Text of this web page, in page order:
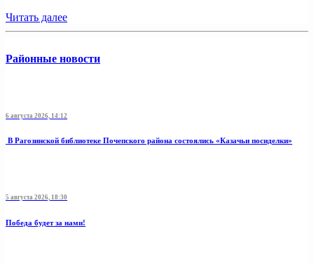
Читать далее
Районные новости
6 августа 2026, 14:12
В Рагозинской библиотеке Почепского района состоялись «Казачьи посиделки»
5 августа 2026, 18:30
Победа будет за нами!